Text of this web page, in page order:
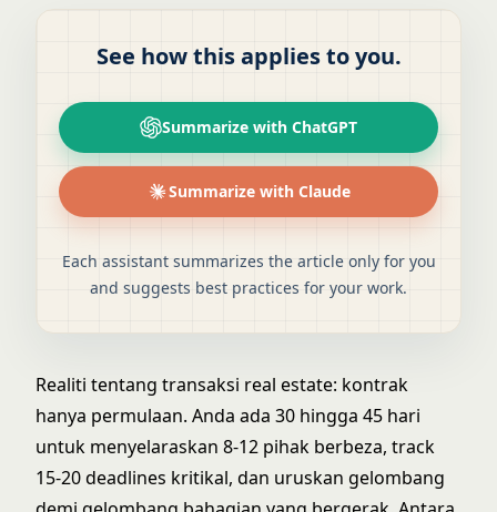
See how this applies to you.
Summarize with ChatGPT
Summarize with Claude
Each assistant summarizes the article only for you
and suggests best practices for your work.
Realiti tentang transaksi real estate: kontrak
hanya permulaan. Anda ada 30 hingga 45 hari
untuk menyelaraskan 8-12 pihak berbeza, track
15-20 deadlines kritikal, dan uruskan gelombang